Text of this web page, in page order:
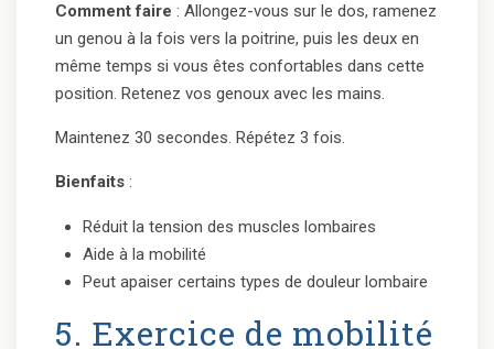
Comment faire : Allongez-vous sur le dos, ramenez
un genou à la fois vers la poitrine, puis les deux en
même temps si vous êtes confortables dans cette
position. Retenez vos genoux avec les mains.
Maintenez 30 secondes. Répétez 3 fois.
Bienfaits :
Réduit la tension des muscles lombaires
Aide à la mobilité
Peut apaiser certains types de douleur lombaire
5. Exercice de mobilité